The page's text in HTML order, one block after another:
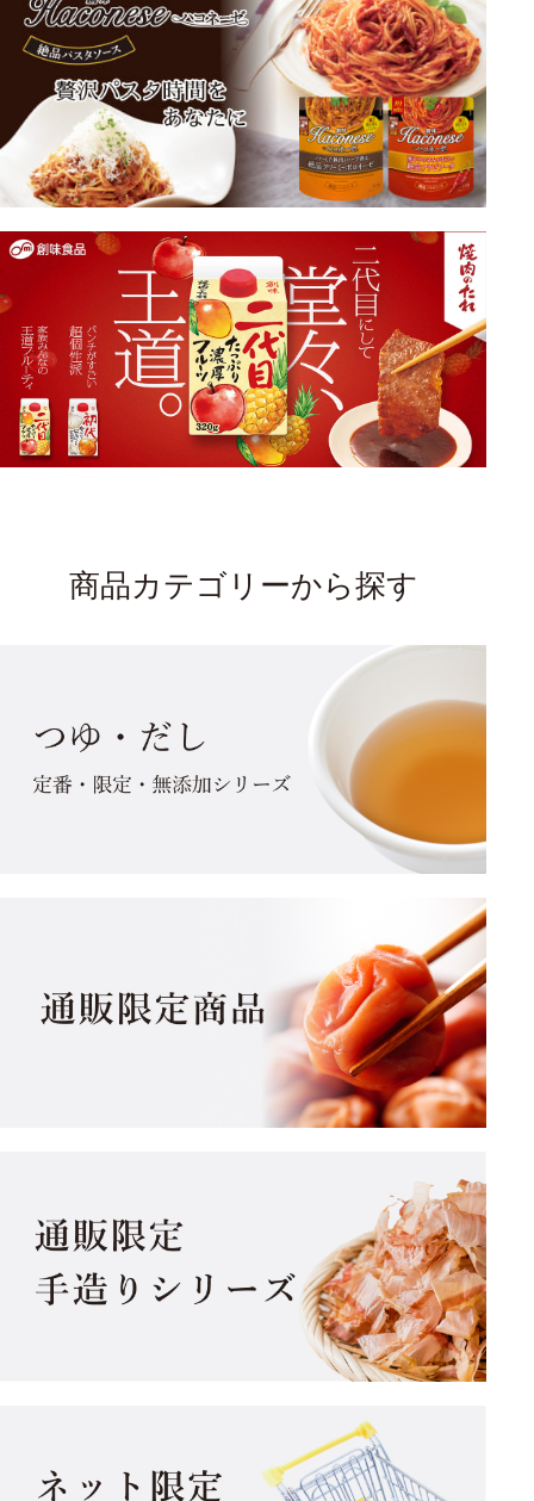
商品カテゴリーから探す